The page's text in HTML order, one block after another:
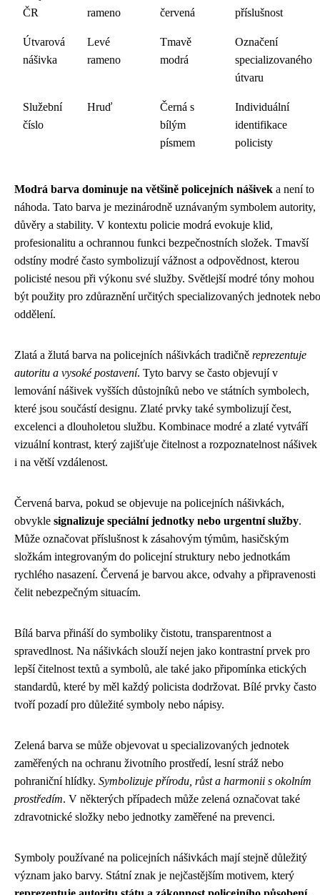
ČR
rameno
červená
příslušnost
Útvarová
nášivka
Levé
rameno
Tmavě
modrá
Označení
specializovaného
útvaru
Služební
číslo
Hruď
Černá s
bílým
písmem
Individuální
identifikace
policisty
Modrá barva dominuje na většině policejních nášivek a není to
náhoda. Tato barva je mezinárodně uznávaným symbolem autority,
důvěry a stability. V kontextu policie modrá evokuje klid,
profesionalitu a ochrannou funkci bezpečnostních složek. Tmavší
odstíny modré často symbolizují vážnost a odpovědnost, kterou
policisté nesou při výkonu své služby. Světlejší modré tóny mohou
být použity pro zdůraznění určitých specializovaných jednotek nebo
oddělení.
Zlatá a žlutá barva na policejních nášivkách tradičně reprezentuje
autoritu a vysoké postavení. Tyto barvy se často objevují v
lemování nášivek vyšších důstojníků nebo ve státních symbolech,
které jsou součástí designu. Zlaté prvky také symbolizují čest,
excelenci a dlouholetou službu. Kombinace modré a zlaté vytváří
vizuální kontrast, který zajišťuje čitelnost a rozpoznatelnost nášivek
i na větší vzdálenost.
Červená barva, pokud se objevuje na policejních nášivkách,
obvykle signalizuje speciální jednotky nebo urgentní služby.
Může označovat příslušnost k zásahovým týmům, hasičským
složkám integrovaným do policejní struktury nebo jednotkám
rychlého nasazení. Červená je barvou akce, odvahy a připravenosti
čelit nebezpečným situacím.
Bílá barva přináší do symboliky čistotu, transparentnost a
spravedlnost. Na nášivkách slouží nejen jako kontrastní prvek pro
lepší čitelnost textů a symbolů, ale také jako připomínka etických
standardů, které by měl každý policista dodržovat. Bílé prvky často
tvoří pozadí pro důležité symboly nebo nápisy.
Zelená barva se může objevovat u specializovaných jednotek
zaměřených na ochranu životního prostředí, lesní stráž nebo
pohraniční hlídky. Symbolizuje přírodu, růst a harmonii s okolním
prostředím. V některých případech může zelená označovat také
zdravotnické složky nebo jednotky zaměřené na prevenci.
Symboly používané na policejních nášivkách mají stejně důležitý
význam jako barvy. Státní znak je nejčastějším motivem, který